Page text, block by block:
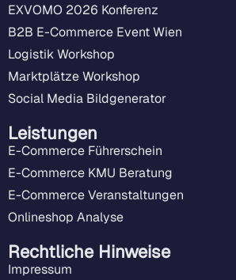
EXVOMO 2026 Konferenz
B2B E-Commerce Event Wien
Logistik Workshop
Marktplätze Workshop
Social Media Bildgenerator
Leistungen
E-Commerce Führerschein
E-Commerce KMU Beratung
E-Commerce Veranstaltungen
Onlineshop Analyse
Rechtliche Hinweise
Impressum